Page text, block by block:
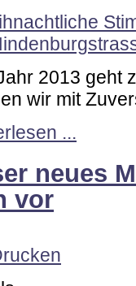
2013 geht
wir mit
...
neues
vor